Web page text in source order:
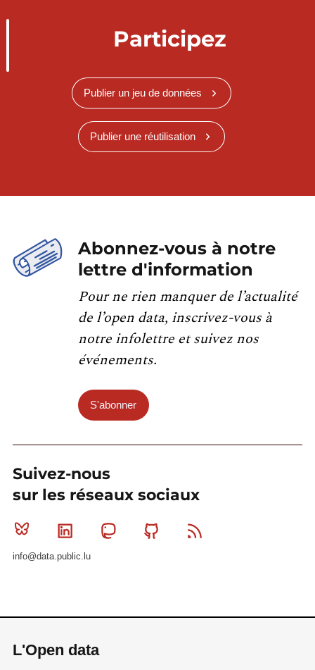
Participez
Publier un jeu de données
Publier une réutilisation
Abonnez-vous à notre
lettre d'information
Pour ne rien manquer de l’actualité
de l’open data, inscrivez-vous à
notre infolettre et suivez nos
événements.
S'abonner
Suivez-nous
sur les réseaux sociaux
Bluesky Linkedin MastodonGithub
info@data.public.lu
L'Open data